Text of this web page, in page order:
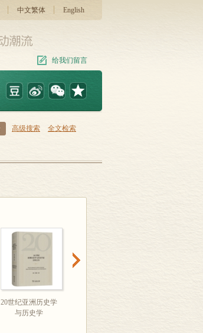
中文繁体 English
给我们留言
高级搜索 全文检索
20世纪亚洲历史学
与历史学